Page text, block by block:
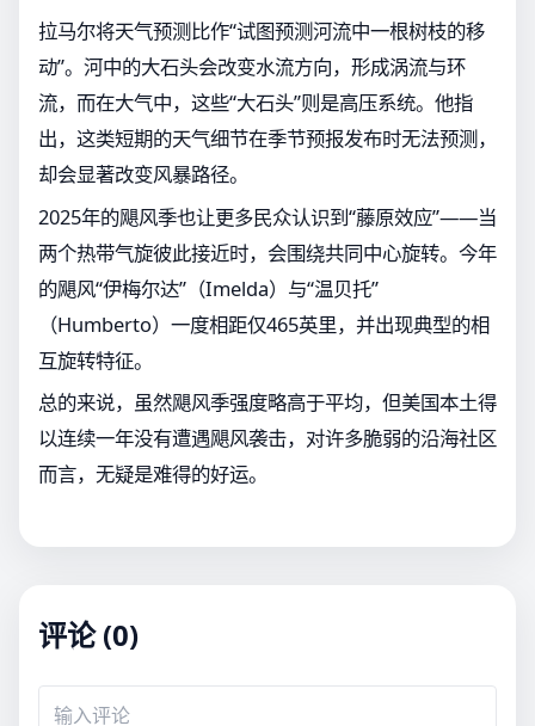
拉马尔将天气预测比作“试图预测河流中一根树枝的移
动”。河中的大石头会改变水流方向，形成涡流与环
流，而在大气中，这些“大石头”则是高压系统。他指
出，这类短期的天气细节在季节预报发布时无法预测，
却会显著改变风暴路径。
2025年的飓风季也让更多民众认识到“藤原效应”——当
两个热带气旋彼此接近时，会围绕共同中心旋转。今年
的飓风“伊梅尔达”（Imelda）与“温贝托”
（Humberto）一度相距仅465英里，并出现典型的相
互旋转特征。
总的来说，虽然飓风季强度略高于平均，但美国本土得
以连续一年没有遭遇飓风袭击，对许多脆弱的沿海社区
而言，无疑是难得的好运。
评论 (0)